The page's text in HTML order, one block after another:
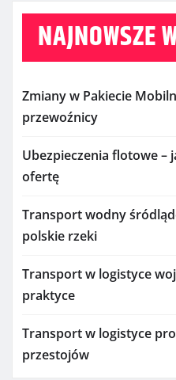
NAJNOWSZE
Zmiany w Pakiecie
przewoźnicy
Ubezpieczenia flotowe –
ofertę
Transport wodny
polskie rzeki
Transport w logistyce
praktyce
Transport w logistyce
przestojów